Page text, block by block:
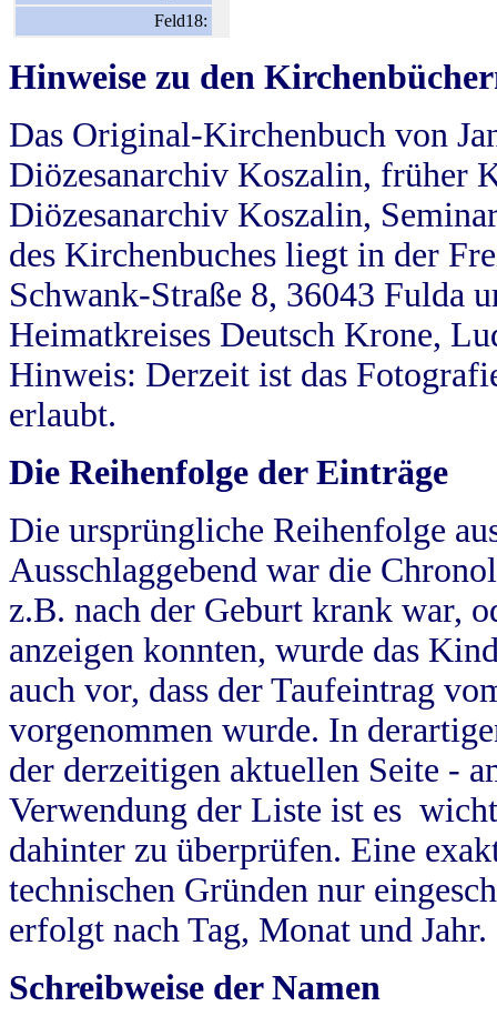
Feld18:
Hinweise zu den
Das Original-Kirchenbuch von
Diözesanarchiv Koszalin, früher
Diözesanarchiv Koszalin,
des Kirchenbuches liegt in der
Schwank-Straße 8, 36043 Fulda
Heimatkreises Deutsch Krone,
Hinweis: Derzeit ist das
erlaubt.
Die Reihenfolge der Einträge
Die ursprüngliche Reihenfolge
Ausschlaggebend war die
z.B. nach der Geburt krank war,
anzeigen konnten, wurde das
auch vor, dass der Taufeintrag
vorgenommen wurde. In
der derzeitigen aktuellen Seite -
Verwendung der Liste ist es
dahinter zu überprüfen. Eine
technischen Gründen nur
erfolgt nach Tag, Monat und Jahr.
Schreibweise der Namen